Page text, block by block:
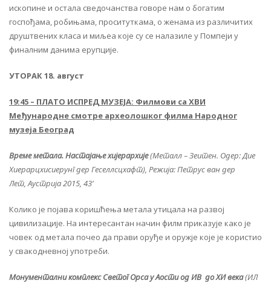
ископине и остала сведочанства говоре нам о богатим
госпођама, робињама, проситуткама, о женама из различитих
друштвених класа и миљеа које су се налазиле у Помпеји у
финалним данима ерупције.
УТОРАК 18. август
19:45 – ПЛАТО ИСПРЕД МУЗЕЈА: Филмови са XВИ
Међународне смотре археолошког филма Народног
музеја Београд
Време метала. Настајање хијерархије(Металл – Зеитен. Одер: Дие
Хиерарцхисиерунг дер Геселлсцхафт), Режија: Петрус ван дер
Лет, Аустрија 2015, 43’
Колико је појава коришћења метала утицала на развој
цивилизације. На интересантан начин филм приказује како је
човек од метала почео да прави оруђе и оружје које је користио
у свакодневној употреби.
Монументални комплекс Светог Орса у Аости од ИВ до XИ века(ИЛ